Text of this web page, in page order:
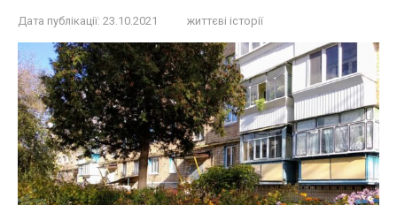
Дата публікації: 23.10.2021 життєві історії